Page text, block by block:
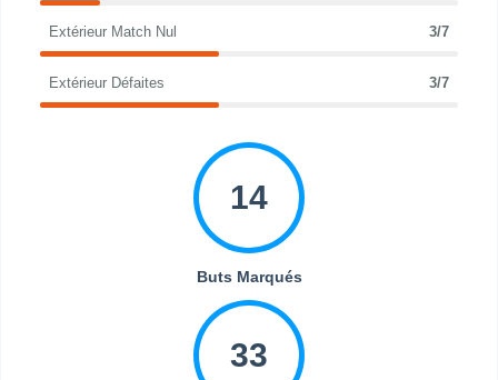
Extérieur Match Nul 3/7
Extérieur Défaites 3/7
14
Buts Marqués
33